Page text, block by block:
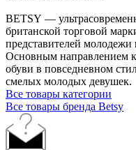
BETSY —
британской торговой
представителей
Основным направлением
обуви в повседневном
смелых молодых девушек.
Все товары категории
Все товары бренда Betsy